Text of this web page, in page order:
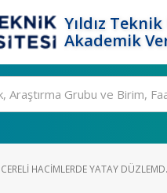
Yıldız
Akademik
HACIMLERDE YATAY